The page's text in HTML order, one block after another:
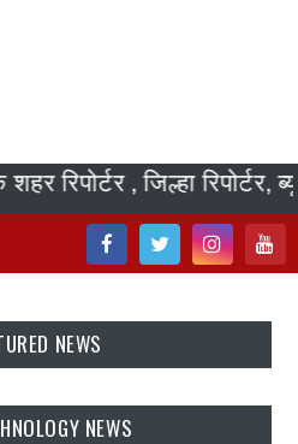
, जिल्हा रिपोर्टर,
ebo
ok
tter
agr
am
tub
e
NEWS
NEWS